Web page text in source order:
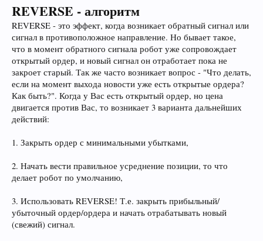
REVERSE - алгоритм
REVERSE - это эффект, когда возникает обратный сигнал или
сигнал в противоположное направление. Но бывает такое,
что в момент обратного сигнала робот уже сопровождает
открытый ордер, и новый сигнал он отработает пока не
закроет старый. Так же часто возникает вопрос - "Что делать,
если на момент выхода новости уже есть открытые ордера?
Как быть?". Когда у Вас есть открытый ордер, но цена
двигается против Вас, то возникает 3 варианта дальнейших
действий:
1. Закрыть ордер с минимальными убытками,
2. Начать вести правильное усреднение позиции, то что
делает робот по умолчанию,
3. Использовать REVERSE! Т.е. закрыть прибыльный/
убыточный ордер/ордера и начать отрабатывать новый
(свежий) сигнал.